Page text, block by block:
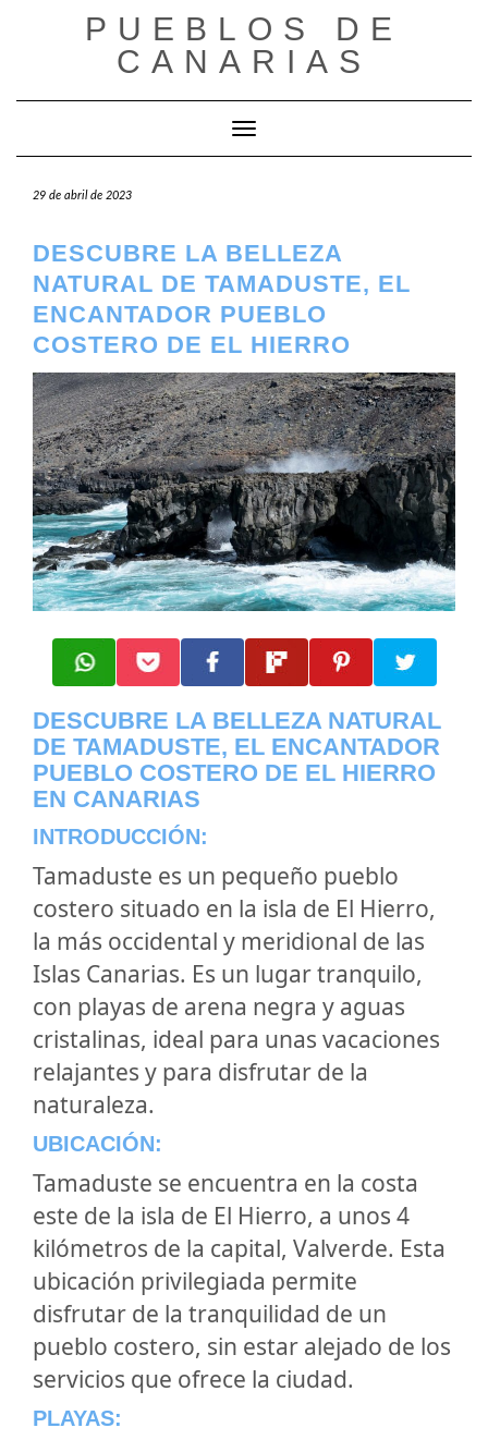
PUEBLOS DE
CANARIAS
Cambiar modo de navegación
29 de abril de 2023
DESCUBRE LA BELLEZA
NATURAL DE TAMADUSTE, EL
ENCANTADOR PUEBLO
COSTERO DE EL HIERRO
DESCUBRE LA BELLEZA NATURAL
DE TAMADUSTE, EL ENCANTADOR
PUEBLO COSTERO DE EL HIERRO
EN CANARIAS
INTRODUCCIÓN:
Tamaduste es un pequeño pueblo
costero situado en la isla de El Hierro,
la más occidental y meridional de las
Islas Canarias. Es un lugar tranquilo,
con playas de arena negra y aguas
cristalinas, ideal para unas vacaciones
relajantes y para disfrutar de la
naturaleza.
UBICACIÓN:
Tamaduste se encuentra en la costa
este de la isla de El Hierro, a unos 4
kilómetros de la capital, Valverde. Esta
ubicación privilegiada permite
disfrutar de la tranquilidad de un
pueblo costero, sin estar alejado de los
servicios que ofrece la ciudad.
PLAYAS: